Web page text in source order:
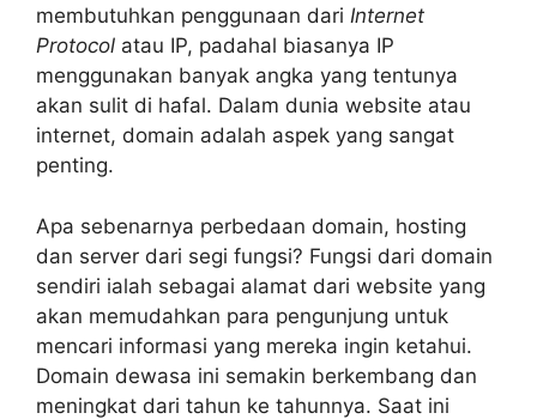
membutuhkan penggunaan dari Internet
Protocol atau IP, padahal biasanya IP
menggunakan banyak angka yang tentunya
akan sulit di hafal. Dalam dunia website atau
internet, domain adalah aspek yang sangat
penting.
Apa sebenarnya perbedaan domain, hosting
dan server dari segi fungsi? Fungsi dari domain
sendiri ialah sebagai alamat dari website yang
akan memudahkan para pengunjung untuk
mencari informasi yang mereka ingin ketahui.
Domain dewasa ini semakin berkembang dan
meningkat dari tahun ke tahunnya. Saat ini